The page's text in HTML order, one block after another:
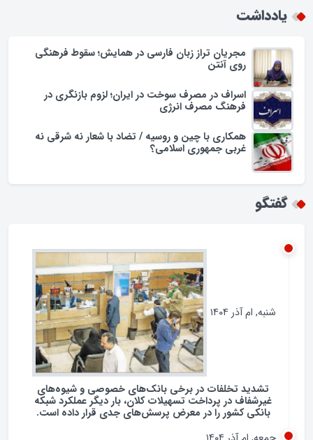
یادداشت
مجریان تراز زبان فارسی در همایش؛ سقوط فرهنگی
اسراف در مصرف سوخت در ایران؛ لزوم بازنگری در